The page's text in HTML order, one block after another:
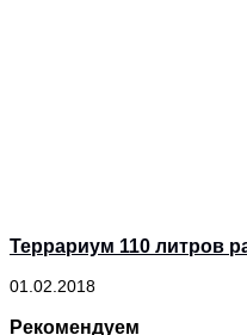
Террариум 110 литров
01.02.2018
Рекомендуем